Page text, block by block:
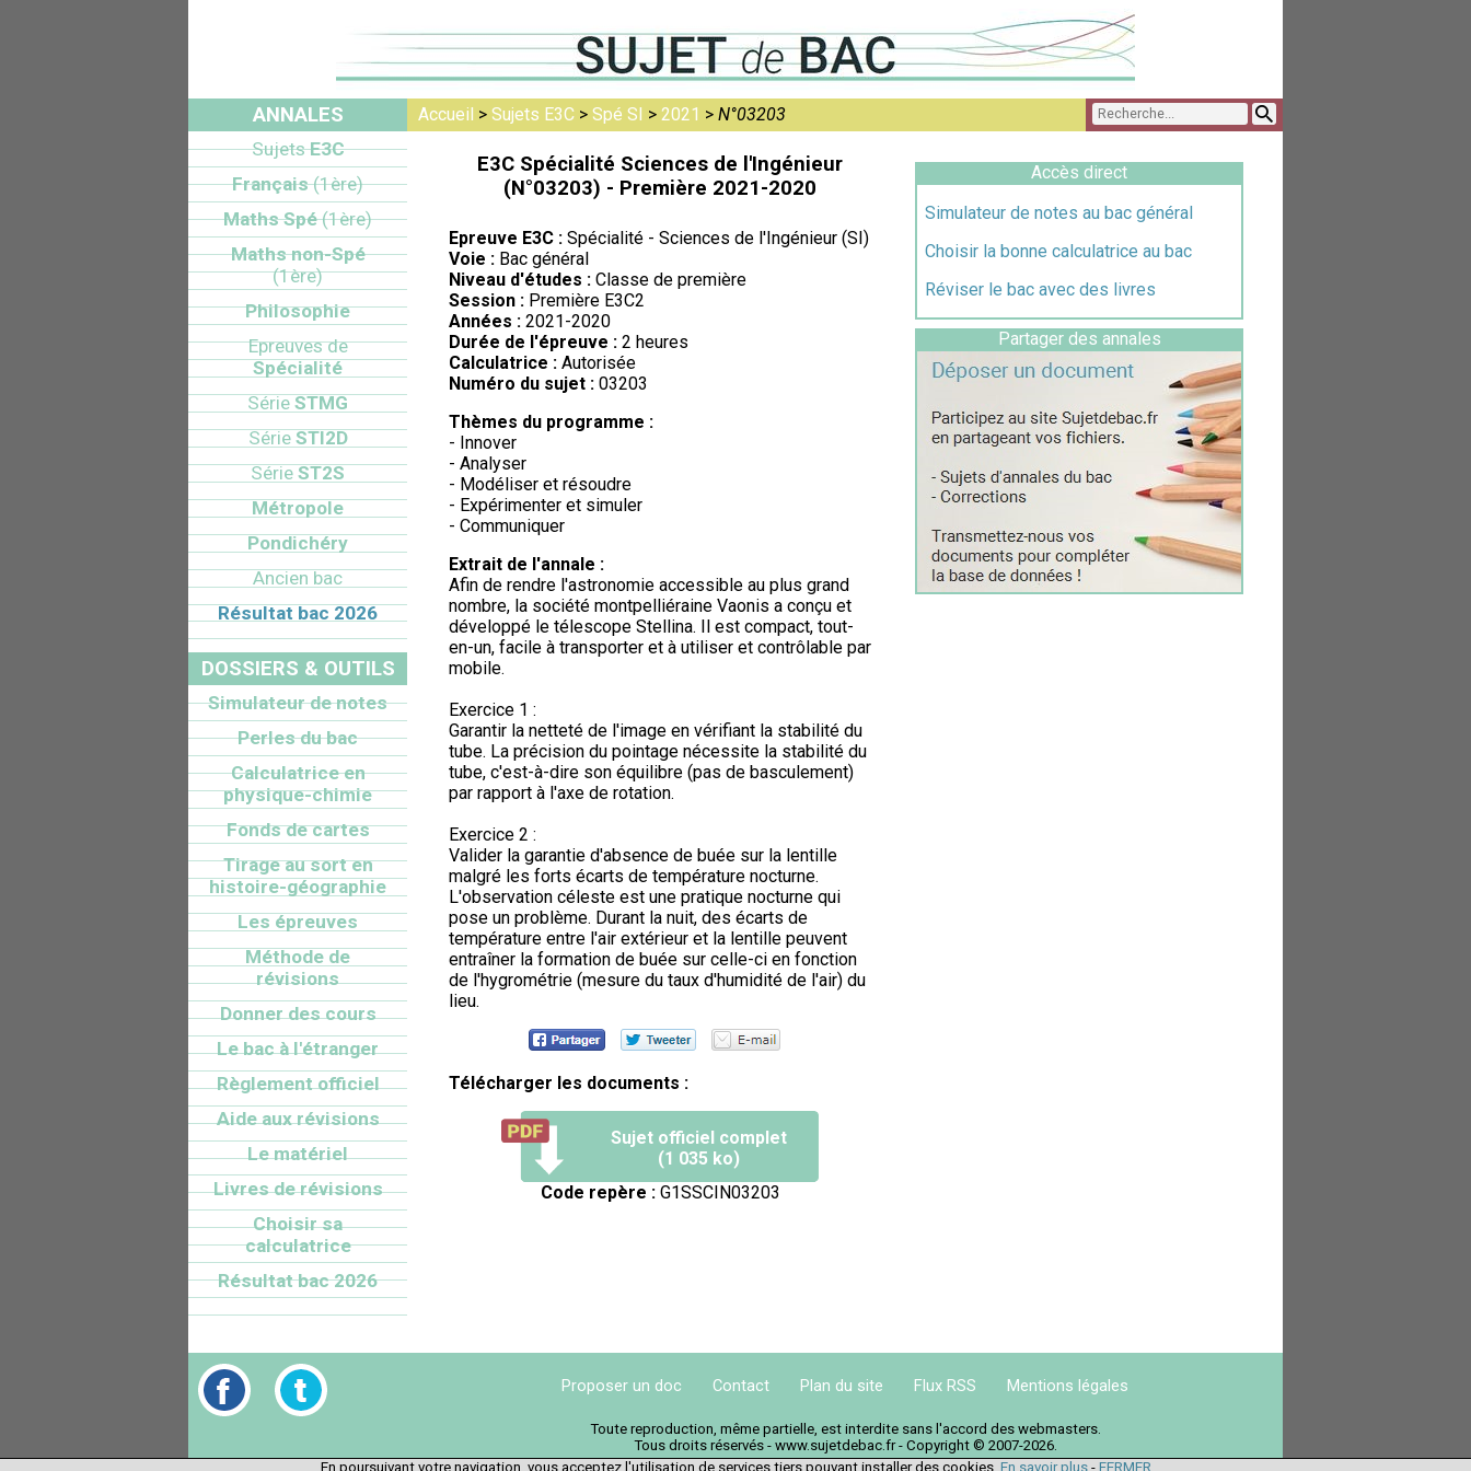
Accueil > Sujets E3C > Spé SI > 2021 > N°03203
E3C Spécialité Sciences de l'Ingénieur
(N°03203) - Première 2021-2020
Epreuve E3C : Spécialité - Sciences de l'Ingénieur (SI)
Voie : Bac général
Niveau d'études : Classe de première
Session : Première E3C2
Années : 2021-2020
Durée de l'épreuve : 2 heures
Calculatrice : Autorisée
Numéro du sujet : 03203
Thèmes du programme :
- Innover
- Analyser
- Modéliser et résoudre
- Expérimenter et simuler
- Communiquer
Extrait de l'annale :
Afin de rendre l'astronomie accessible au plus grand
nombre, la société montpelliéraine Vaonis a conçu et
développé le télescope Stellina. Il est compact, tout-
en-un, facile à transporter et à utiliser et contrôlable par
mobile.
Exercice 1 :
Garantir la netteté de l'image en vérifiant la stabilité du
tube. La précision du pointage nécessite la stabilité du
tube, c'est-à-dire son équilibre (pas de basculement)
par rapport à l'axe de rotation.
Exercice 2 :
Valider la garantie d'absence de buée sur la lentille
malgré les forts écarts de température nocturne.
L'observation céleste est une pratique nocturne qui
pose un problème. Durant la nuit, des écarts de
température entre l'air extérieur et la lentille peuvent
entraîner la formation de buée sur celle-ci en fonction
de l'hygrométrie (mesure du taux d'humidité de l'air) du
lieu.
Télécharger les documents :
Sujet officiel complet
(1 035 ko)
Code repère :G1SSCIN03203
Accès direct
Simulateur de notes au bac général
Choisir la bonne calculatrice au bac
Réviser le bac avec des livres
Partager des annales
ANNALES
SujetsE3C
Français(1ère)
Maths Spé(1ère)
Maths non-Spé
(1ère)
Philosophie
Epreuves de
Spécialité
Série STMG
SérieSTI2D
Série ST2S
Métropole
Pondichéry
Ancien bac
Résultat bac 2026
DOSSIERS & OUTILS
Simulateur de notes
Perles du bac
Calculatrice en
physique-chimie
Fonds de cartes
Tirage au sort en
histoire-géographie
Les épreuves
Méthode de
révisions
Donner des cours
Le bac à l'étranger
Règlement officiel
Aide aux révisions
Le matériel
Livres de révisions
Choisir sa
calculatrice
Résultat bac 2026
Proposer un doc Contact Plan du site Flux RSS Mentions légales
Toute reproduction, même partielle, est interdite sans l'accord des webmasters.
Tous droits réservés - www.sujetdebac.fr - Copyright © 2007-2026.
En poursuivant votre navigation, vous acceptez l'utilisation de services tiers pouvant installer des cookies. En savoir plus- FERMER